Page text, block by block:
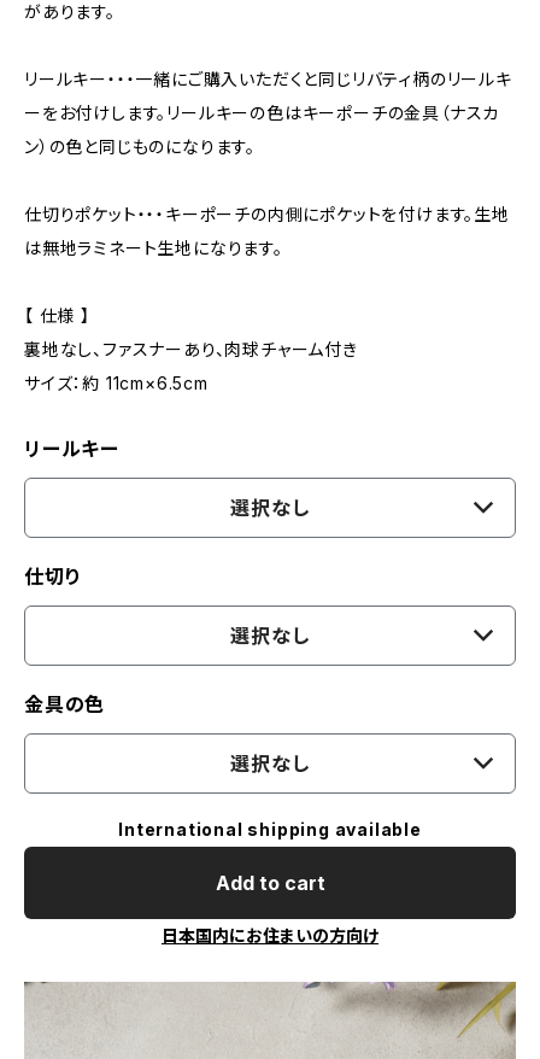
があります。
リールキー・・・一緒にご購入いただくと同じリバティ柄のリールキ
ーをお付けします。リールキーの色はキーポーチの金具（ナスカ
ン）の色と同じものになります。
仕切りポケット・・・キーポーチの内側にポケットを付けます。生地
は無地ラミネート生地になります。
【 仕様 】
裏地なし、ファスナーあり、肉球チャーム付き
サイズ：約 11cm×6.5cm
リールキー
選択なし
仕切り
選択なし
金具の色
選択なし
International shipping available
Add to cart
日本国内にお住まいの方向け